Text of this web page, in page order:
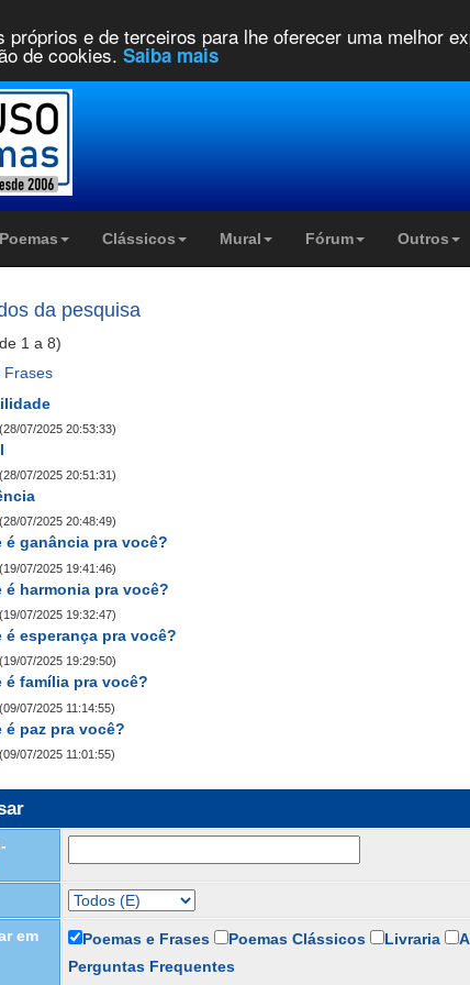
próprios e de terceiros para lhe oferecer uma melhor
de cookies. Saiba mais
Poemas Clássicos Mural Fórum Outros
da pesquisa
1 a 8)
Frases
(28/07/2025 20:53:33)
(28/07/2025 20:51:31)
(28/07/2025 20:48:49)
é ganância pra você?
(19/07/2025 19:41:46)
é harmonia pra você?
(19/07/2025 19:32:47)
é esperança pra você?
(19/07/2025 19:29:50)
é família pra você?
(09/07/2025 11:14:55)
é paz pra você?
(09/07/2025 11:01:55)
em Poemas e Frases Poemas Clássicos Livraria
Perguntas Frequentes